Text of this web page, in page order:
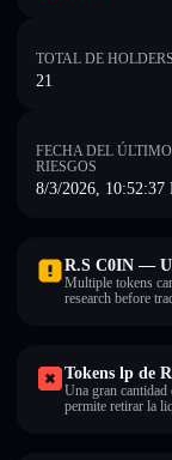
TOTAL DE HOLDERS
21
FECHA DEL
RIESGOS
8/3/2026, 10:52:37
R.S C0IN —
Multiple tokens
research before
Tokens lp de
Una gran
permite retirar la